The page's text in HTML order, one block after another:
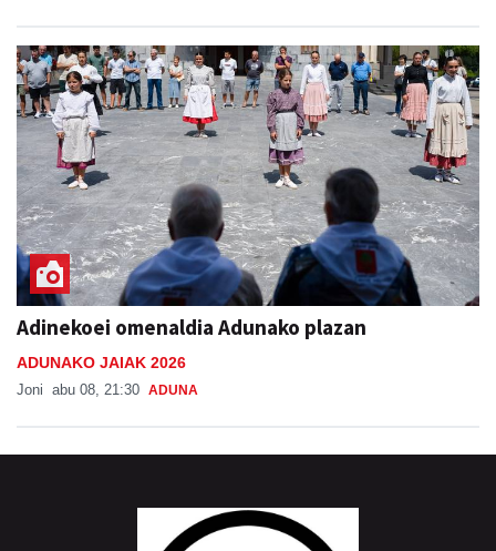
Adinekoei omenaldia Adunako plazan
ADUNAKO JAIAK 2026
Joni abu 08, 21:30 ADUNA